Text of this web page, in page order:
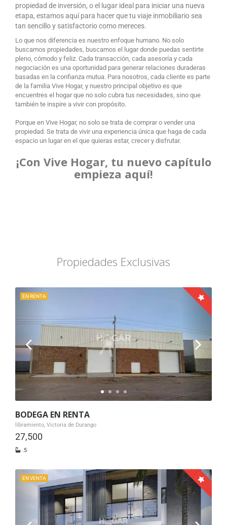
propiedad de inversión, o el lugar ideal para iniciar una nueva
etapa, estamos aquí para hacer que tu viaje inmobiliario sea
tan sencillo y satisfactorio como mereces.
Lo que nos diferencia es nuestro enfoque humano. No solo
buscamos propiedades, buscamos el lugar donde puedas sentirte
pleno, cómodo y feliz. Cada transacción, cada asesoría y cada
negociación es una oportunidad para generar relaciones duraderas
basadas en la confianza mutua. Para nosotros, cada cliente es parte
de la familia Vive Hogar, y nuestro principal objetivo es que
encuentres el hogar que no solo cubra tus necesidades, sino que
también te inspire a vivir con propósito.
Porque en Vive Hogar, no solo se trata de comprar o vender una
propiedad. Se trata de vivir una experiencia única que haga de cada
espacio un lugar en el que quieras estar, crecer y disfrutar.
¡Con Vive Hogar, tu nuevo capítulo
empieza aquí!
Propiedades Exclusivas
EN RENTA
BODEGA EN RENTA
libramiento, Victoria de Durango
27,500
.5
EN VENTA